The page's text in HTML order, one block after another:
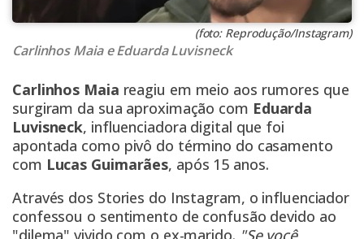
(foto: Reprodução/Instagram)
Carlinhos Maia e Eduarda Luvisneck
Carlinhos Maia reagiu em meio aos rumores que
surgiram da sua aproximação com Eduarda
Luvisneck, influenciadora digital que foi
apontada como pivô do término do casamento
com Lucas Guimarães, após 15 anos.
Através dos Stories do Instagram, o influenciador
confessou o sentimento de confusão devido ao